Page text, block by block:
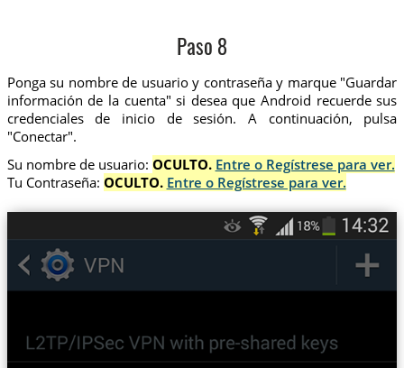
Paso 8
Ponga su nombre de usuario y contraseña y marque "Guardar
información de la cuenta" si desea que Android recuerde sus
credenciales de inicio de sesión. A continuación, pulsa
"Conectar".
Su nombre de usuario: OCULTO. Entre o Regístrese para ver.
Tu Contraseña: OCULTO. Entre o Regístrese para ver.